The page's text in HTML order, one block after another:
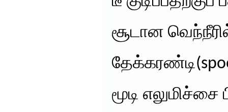
சூடான
மூடி எலுமிச்சை